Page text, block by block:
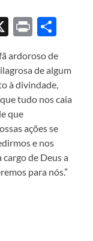
X Print
ardoroso de
de algum
à divindade,
tudo nos caia
que
ações se
e nos
de Deus a
para nós.”